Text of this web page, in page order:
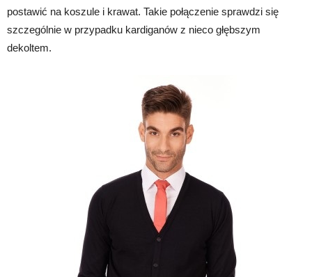
postawić na koszule i krawat. Takie połączenie sprawdzi się
szczególnie w przypadku kardiganów z nieco głębszym
dekoltem.